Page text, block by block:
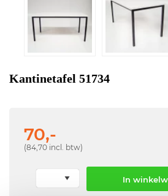
Kantinetafel 51734
70,-
(84,70 incl. btw)
In